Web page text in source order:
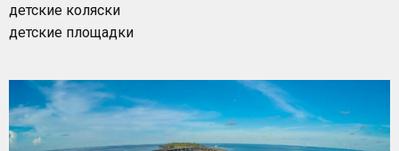
детские коляски
детские площадки